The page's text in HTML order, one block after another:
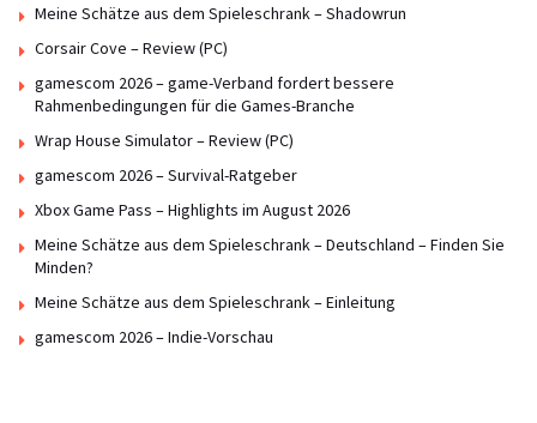
Meine Schätze aus dem Spieleschrank – Shadowrun
Corsair Cove – Review (PC)
gamescom 2026 – game-Verband fordert bessere
Rahmenbedingungen für die Games-Branche
Wrap House Simulator – Review (PC)
gamescom 2026 – Survival-Ratgeber
Xbox Game Pass – Highlights im August 2026
Meine Schätze aus dem Spieleschrank – Deutschland – Finden Sie
Minden?
Meine Schätze aus dem Spieleschrank – Einleitung
gamescom 2026 – Indie-Vorschau